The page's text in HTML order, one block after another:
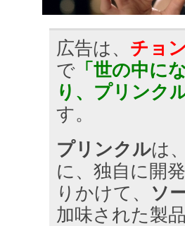
広告は、 チョ
で 「世の中に
り、プリンクル
す。
プリンクルは
に、独自に開
りかけて、 ソ
加味された製品